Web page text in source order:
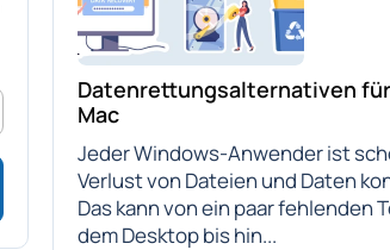
Datenrettungsalternativen
Mac
Jeder Windows-Anwender ist
Verlust von Dateien und Daten
Das kann von ein paar fehlenden
dem Desktop bis hin...